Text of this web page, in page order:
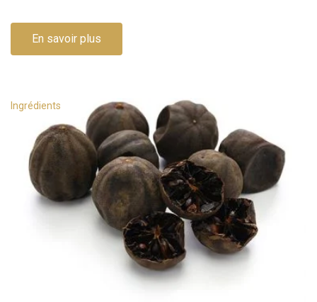
En savoir plus
Ingrédients